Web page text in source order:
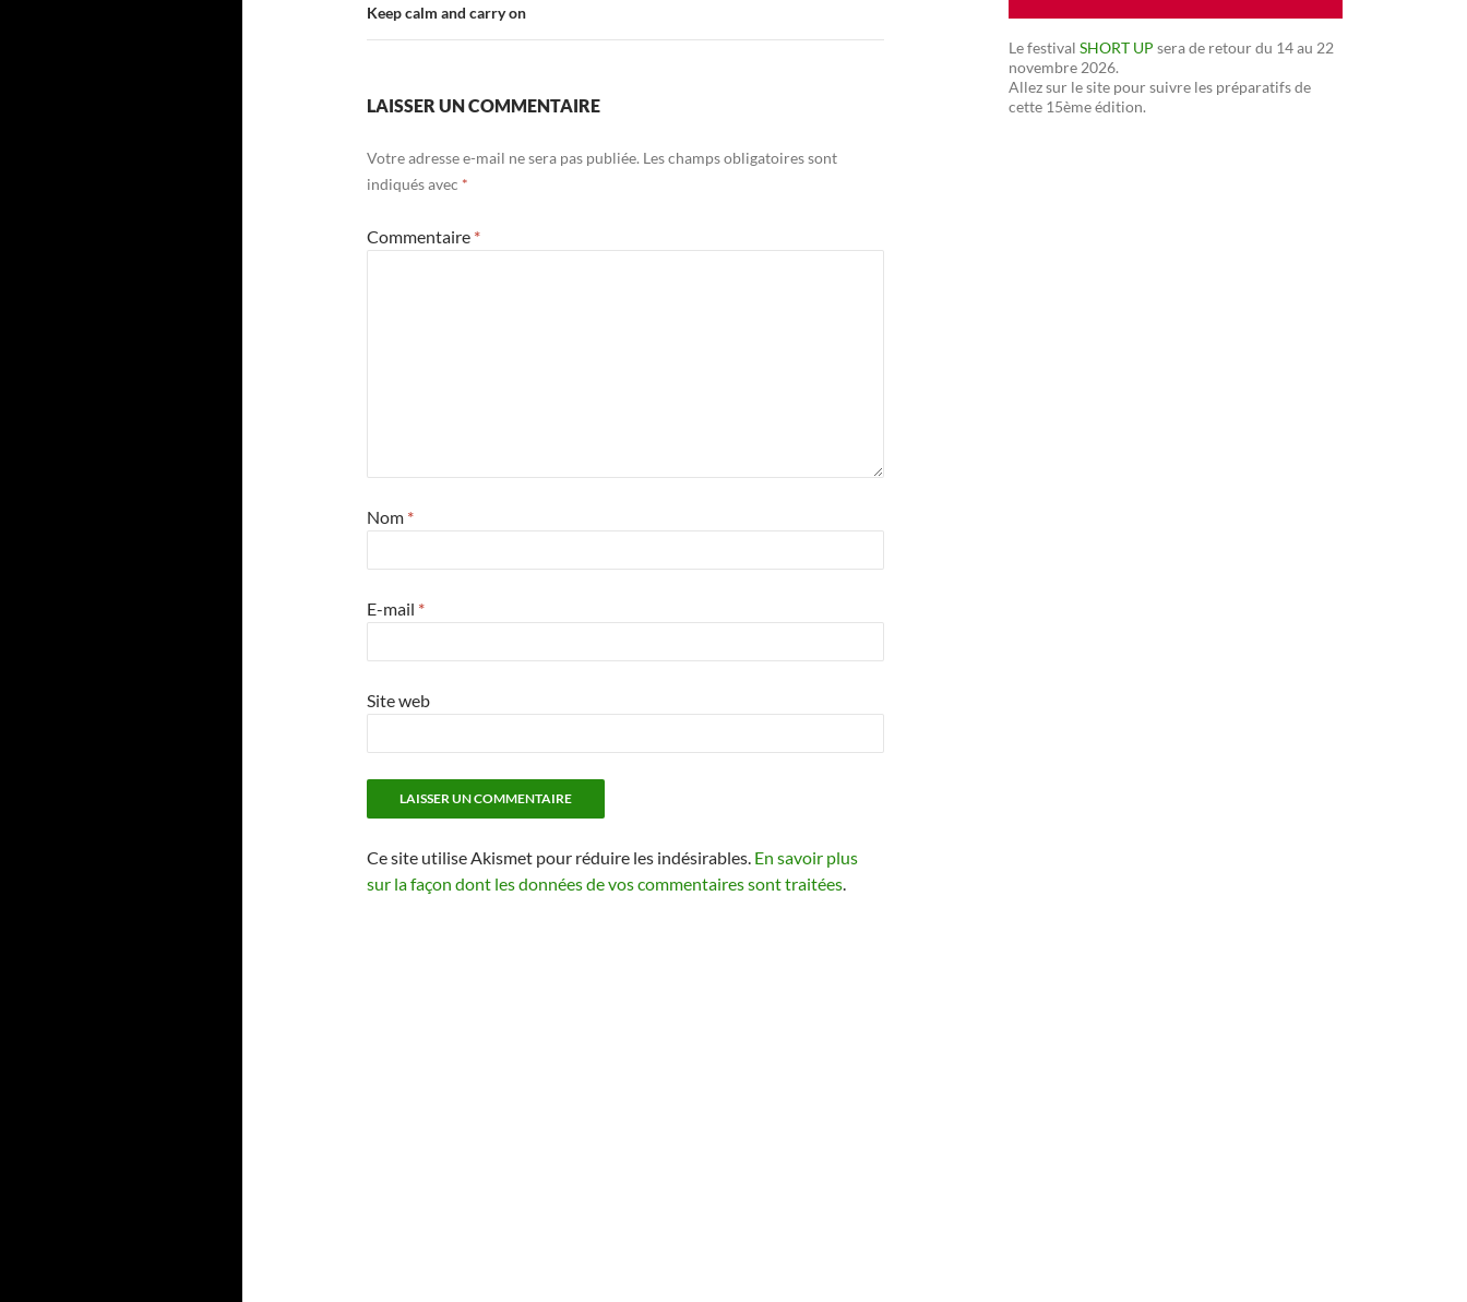
Keep calm and carry on
LAISSER UN COMMENTAIRE
Votre adresse e-mail ne sera pas publiée. Les champs obligatoires sont
indiqués avec *
Commentaire *
Nom *
E-mail *
Site web
Ce site utilise Akismet pour réduire les indésirables. En savoir plus
sur la façon dont les données de vos commentaires sont traitées.
Le festival SHORT UP sera de retour du 14 au 22
novembre 2026.
Allez sur le site pour suivre les préparatifs de
cette 15ème édition.